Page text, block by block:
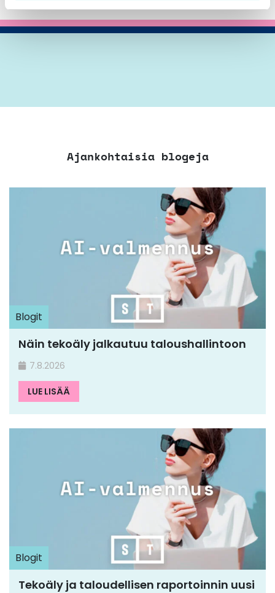
Ajankohtaisia blogeja
Blogit
Näin tekoäly jalkautuu taloushallintoon
7.8.2026
LUE LISÄÄ
Blogit
Tekoäly ja taloudellisen raportoinnin uusi